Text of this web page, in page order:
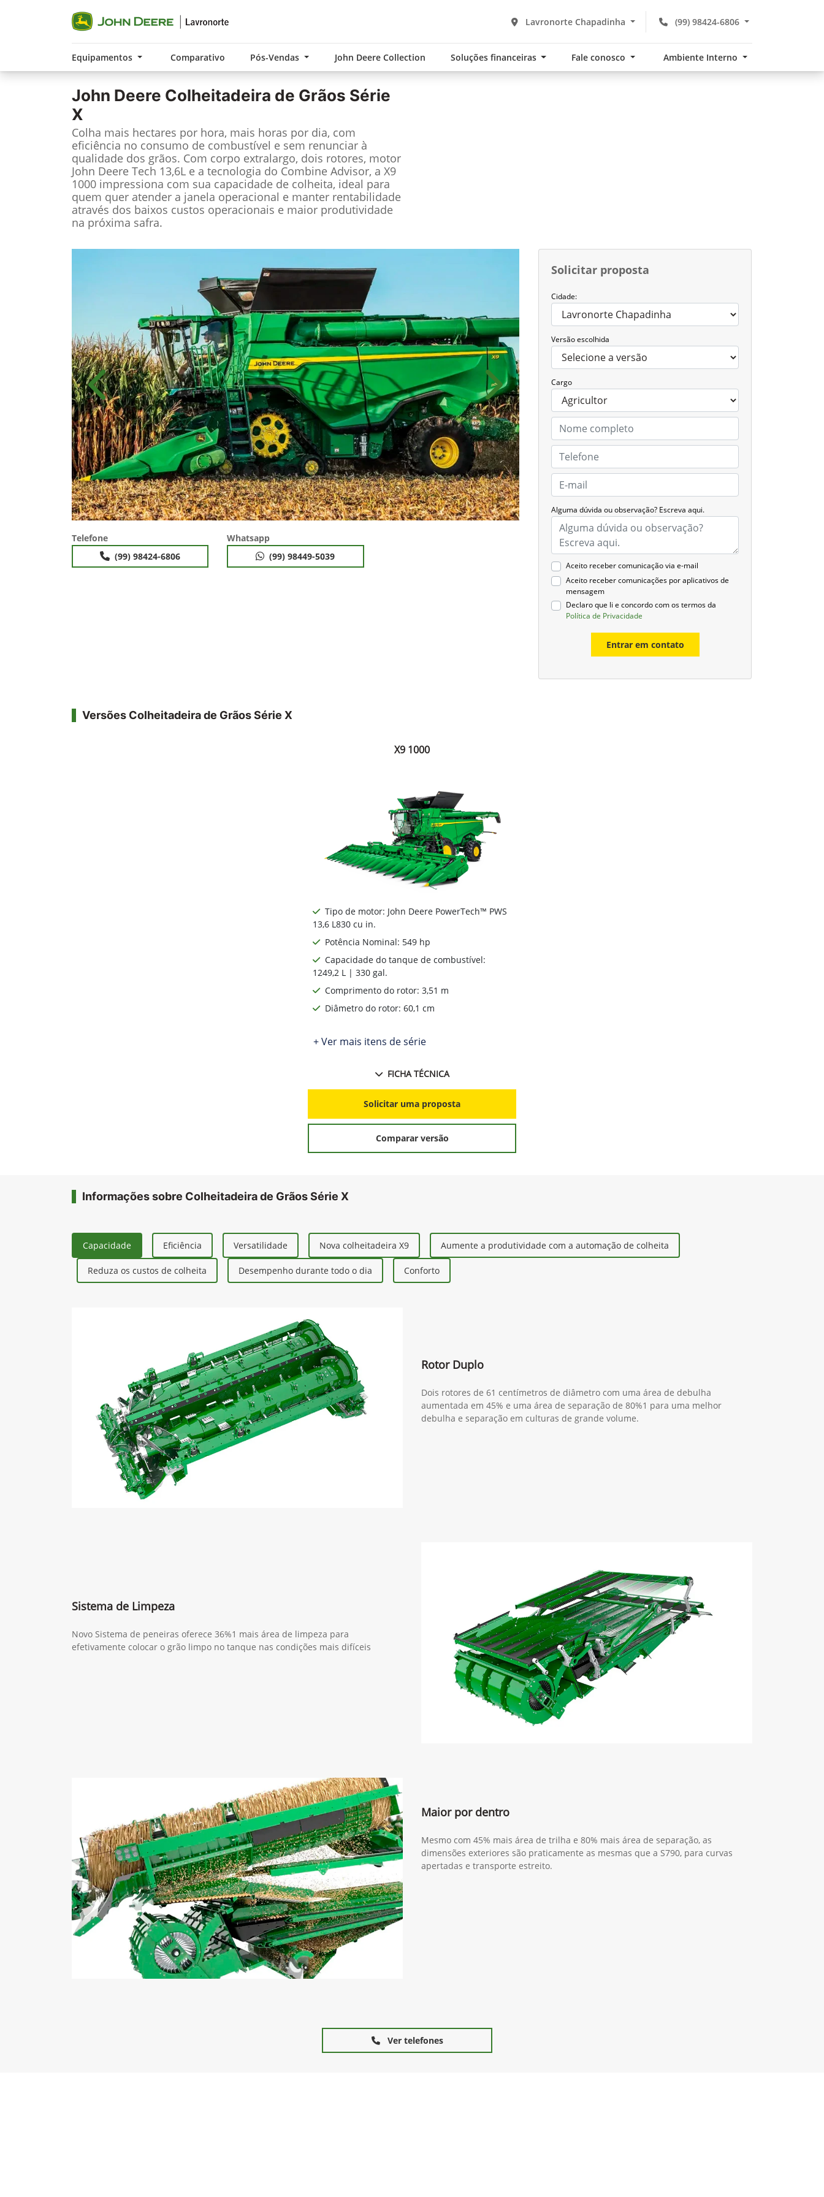
(99) 98424-6806
Lavronorte Chapadinha
Equipamentos Comparativo Pós-Vendas John Deere Collection Soluções financeiras Fale conosco Ambiente Interno
John Deere Colheitadeira de Grãos Série
X
Colha mais hectares por hora, mais horas por dia, com
eficiência no consumo de combustível e sem renunciar à
qualidade dos grãos. Com corpo extralargo, dois rotores, motor
John Deere Tech 13,6L e a tecnologia do Combine Advisor, a X9
1000 impressiona com sua capacidade de colheita, ideal para
quem quer atender a janela operacional e manter rentabilidade
através dos baixos custos operacionais e maior produtividade
na próxima safra.
Solicitar proposta
Cidade:
Versão escolhida
Cargo
Alguma dúvida ou observação? Escreva aqui.
Aceito receber comunicação via e-mail
Aceito receber comunicações por aplicativos de
mensagem
Declaro que li e concordo com os termos da
Política de Privacidade
Entrar em contato
Anterior Próximo
Telefone
(99) 98424-6806
Whatsapp
(99) 98449-5039
Versões Colheitadeira de Grãos Série X
X9 1000
Tipo de motor: John Deere PowerTech™ PWS
13,6 L830 cu in.
Potência Nominal: 549 hp
Capacidade do tanque de combustível:
1249,2 L | 330 gal.
Comprimento do rotor: 3,51 m
Diâmetro do rotor: 60,1 cm
+ Ver mais itens de série
FICHA TÉCNICA
Solicitar uma proposta
Comparar versão
Informações sobre Colheitadeira de Grãos Série X
Capacidade Eficiência Versatilidade Nova colheitadeira X9 Aumente a produtividade com a automação de colheita
Reduza os custos de colheita Desempenho durante todo o dia Conforto
Rotor Duplo
Dois rotores de 61 centímetros de diâmetro com uma área de debulha
aumentada em 45% e uma área de separação de 80%1 para uma melhor
debulha e separação em culturas de grande volume.
Sistema de Limpeza
Novo Sistema de peneiras oferece 36%1 mais área de limpeza para
efetivamente colocar o grão limpo no tanque nas condições mais difíceis
Maior por dentro
Mesmo com 45% mais área de trilha e 80% mais área de separação, as
dimensões exteriores são praticamente as mesmas que a S790, para curvas
apertadas e transporte estreito.
Ver telefones